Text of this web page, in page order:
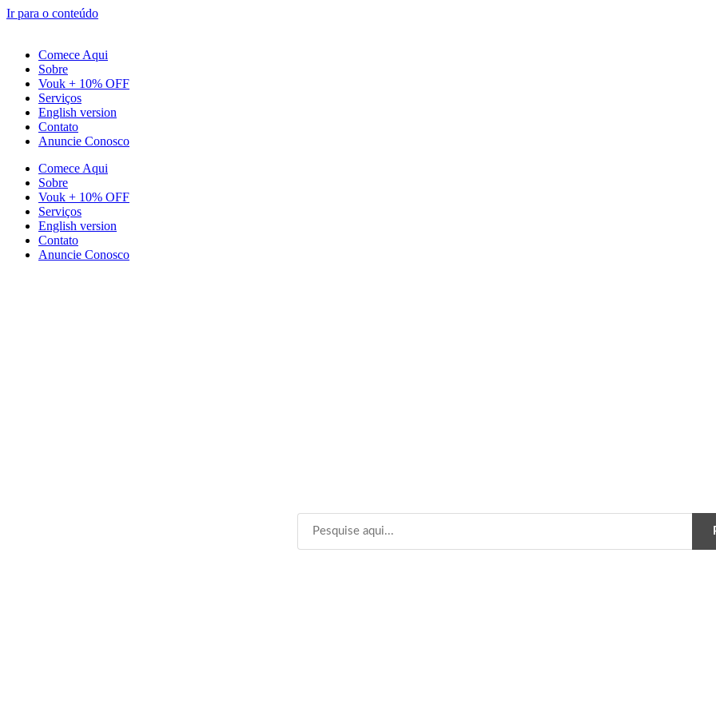
Ir para o conteúdo
Comece Aqui
Sobre
Vouk + 10% OFF
Serviços
English version
Contato
Anuncie Conosco
Comece Aqui
Sobre
Vouk + 10% OFF
Serviços
English version
Contato
Anuncie Conosco